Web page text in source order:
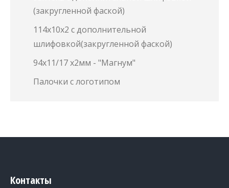
(закругленной фаской)
114х10х2 с дополнительной
шлифовкой(закругленной фаской)
94х11/17 х2мм - "Магнум"
Палочки с логотипом
Контакты